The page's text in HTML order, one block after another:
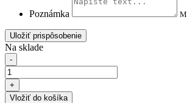
Poznámka
Uložiť prispôsobenie
Na sklade
-
+
Vložiť do košíka